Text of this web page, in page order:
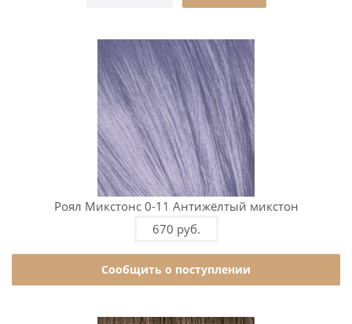
Роял Микстонс 0-11 Антижёлтый микстон
670 руб.
Сообщить о поступлении